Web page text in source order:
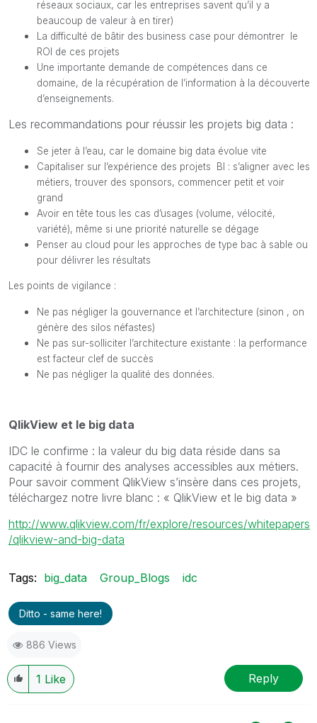
réseaux sociaux, car les entreprises savent qu’il y a
beaucoup de valeur à en tirer)
La difficulté de bâtir des business case pour démontrer le
ROI de ces projets
Une importante demande de compétences dans ce
domaine, de la récupération de l’information à la découverte
d’enseignements.
Les recommandations pour réussir les projets big data :
Se jeter à l’eau, car le domaine big data évolue vite
Capitaliser sur l’expérience des projets BI : s’aligner avec les
métiers, trouver des sponsors, commencer petit et voir
grand
Avoir en tête tous les cas d’usages (volume, vélocité,
variété), même si une priorité naturelle se dégage
Penser au cloud pour les approches de type bac à sable ou
pour délivrer les résultats
Les points de vigilance :
Ne pas négliger la gouvernance et l’architecture (sinon , on
génère des silos néfastes)
Ne pas sur-solliciter l’architecture existante : la performance
est facteur clef de succès
Ne pas négliger la qualité des données.
QlikView et le big data
IDC le confirme : la valeur du big data réside dans sa
capacité à fournir des analyses accessibles aux métiers.
Pour savoir comment QlikView s’insère dans ces projets,
téléchargez notre livre blanc : « QlikView et le big data »
http://www.qlikview.com/fr/explore/resources/whitepapers
/qlikview-and-big-data
Tags: big_data Group_Blogs idc
Ditto - same here!
886 Views
1 Like Reply